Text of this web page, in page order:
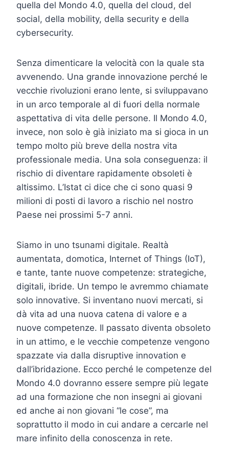
quella del Mondo 4.0, quella del cloud, del
social, della mobility, della security e della
cybersecurity.
Senza dimenticare la velocità con la quale sta
avvenendo. Una grande innovazione perché le
vecchie rivoluzioni erano lente, si sviluppavano
in un arco temporale al di fuori della normale
aspettativa di vita delle persone. Il Mondo 4.0,
invece, non solo è già iniziato ma si gioca in un
tempo molto più breve della nostra vita
professionale media. Una sola conseguenza: il
rischio di diventare rapidamente obsoleti è
altissimo. L’Istat ci dice che ci sono quasi 9
milioni di posti di lavoro a rischio nel nostro
Paese nei prossimi 5-7 anni.
Siamo in uno tsunami digitale. Realtà
aumentata, domotica, Internet of Things (IoT),
e tante, tante nuove competenze: strategiche,
digitali, ibride. Un tempo le avremmo chiamate
solo innovative. Si inventano nuovi mercati, si
dà vita ad una nuova catena di valore e a
nuove competenze. Il passato diventa obsoleto
in un attimo, e le vecchie competenze vengono
spazzate via dalla disruptive innovation e
dall’ibridazione. Ecco perché le competenze del
Mondo 4.0 dovranno essere sempre più legate
ad una formazione che non insegni ai giovani
ed anche ai non giovani “le cose”, ma
soprattutto il modo in cui andare a cercarle nel
mare infinito della conoscenza in rete.